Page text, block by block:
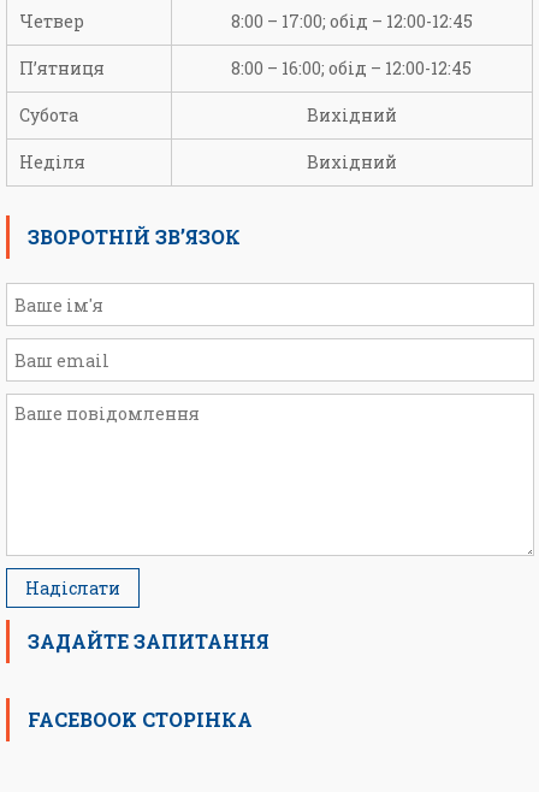
Четвер 8:00 – 17:00; обід – 12:00-12:45
П’ятниця 8:00 – 16:00; обід – 12:00-12:45
Субота Вихідний
Неділя Вихідний
ЗВОРОТНІЙ ЗВ’ЯЗОК
ЗАДАЙТЕ ЗАПИТАННЯ
FACEBOOK СТОРІНКА